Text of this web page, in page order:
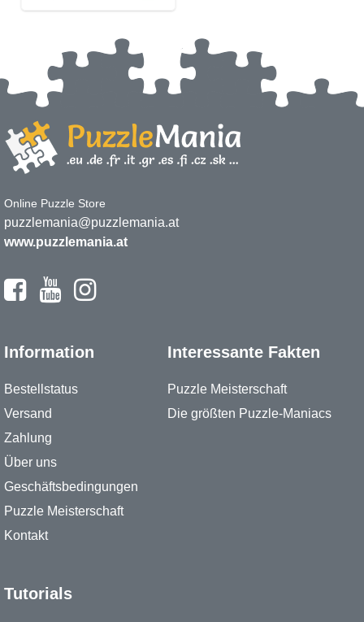
Online Puzzle Store
puzzlemania@puzzlemania.at
www.puzzlemania.at
Information
Bestellstatus
Versand
Zahlung
Über uns
Geschäftsbedingungen
Puzzle Meisterschaft
Kontakt
Interessante Fakten
Puzzle Meisterschaft
Die größten Puzzle-Maniacs
Tutorials